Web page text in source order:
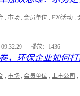
, 市场 , 会员单位 , E20活动 ,
播放：1436
，环保企业如何
, 市场 , 会员单位 , 上市公司 ,